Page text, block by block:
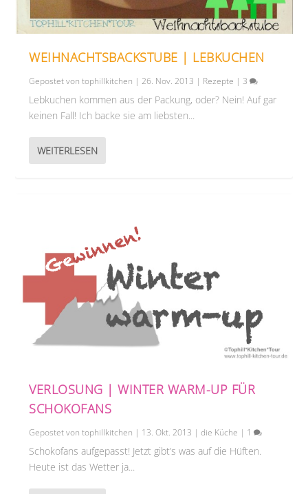
WEIHNACHTSBACKSTUBE | LEBKUCHEN
Gepostet vontophillkitchen |26. Nov. 2013 | Rezepte |3
Lebkuchen kommen aus der Packung, oder? Nein! Auf gar
keinen Fall! Ich backe sie am liebsten...
WEITERLESEN
VERLOSUNG | WINTER WARM-UP FÜR
SCHOKOFANS
Gepostet vontophillkitchen | 13. Okt. 2013 |die Küche | 1
Schokofans aufgepasst! Jetzt gibt’s was auf die Hüften.
Heute ist das Wetter ja...